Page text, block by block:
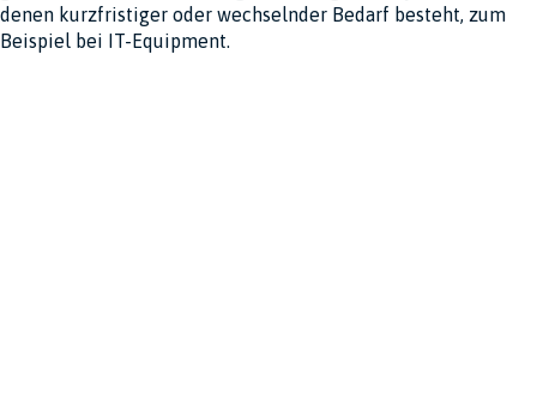
denen kurzfristiger oder wechselnder Bedarf besteht, zum
Beispiel bei IT-Equipment.